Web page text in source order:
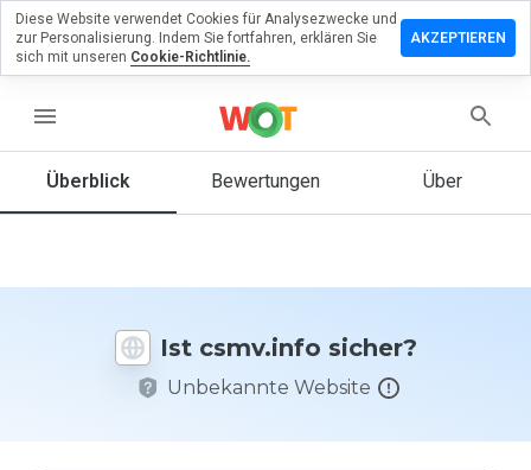
menu
Überblick Bewertungen Über
Ist csmv.info sicher?
Unbekannte Website
eine
Sie diese
Diese Website verwendet Cookies für Analysezwecke und
zur Personalisierung. Indem Sie fortfahren, erklären Sie
sich mit unseren Cookie-Richtlinie.
AKZEPTIEREN